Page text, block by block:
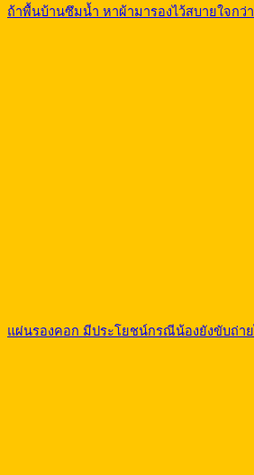
ถ้าพื้นบ้านซึมน้ำ หาผ้ามารองไว้สบายใจกว่
แผ่นรองคอก มีประโยชน์กรณีน้องยังขับถ่าย